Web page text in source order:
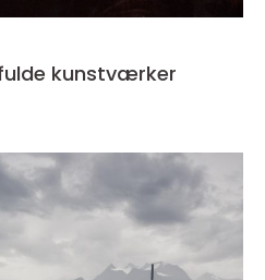
kunstværker